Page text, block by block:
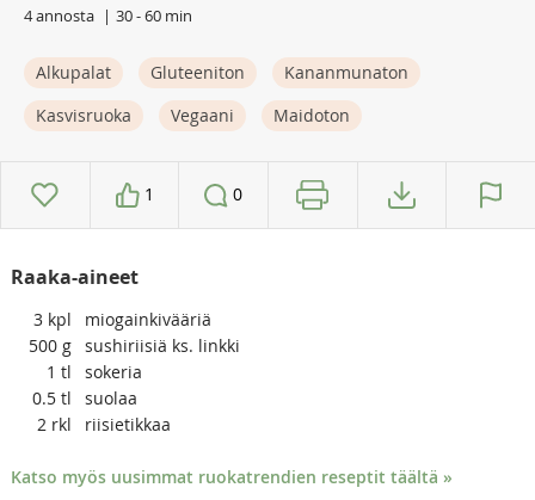
4 annosta 30 - 60 min
Alkupalat Gluteeniton
Kananmunaton
Kasvisruoka
Vegaani Maidoton
1 0
Raaka-aineet
3 kpl
miogainkivääriä
500 g sushiriisiä ks. linkki
1 tl
sokeria
0.5 tl
suolaa
2 rkl riisietikkaa
Katso myös uusimmat ruokatrendien reseptit täältä »